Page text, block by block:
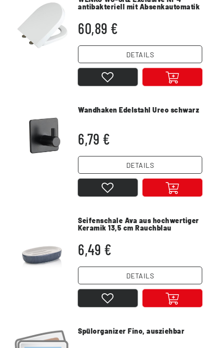
antibakteriell mit Absenkautomatik
60,89 €
DETAILS
Wandhaken Edelstahl Ureo schwarz
6,79 €
DETAILS
Seifenschale Ava aus hochwertiger
Keramik 13,5 cm Rauchblau
6,49 €
DETAILS
Spülorganizer Fino, ausziehbar